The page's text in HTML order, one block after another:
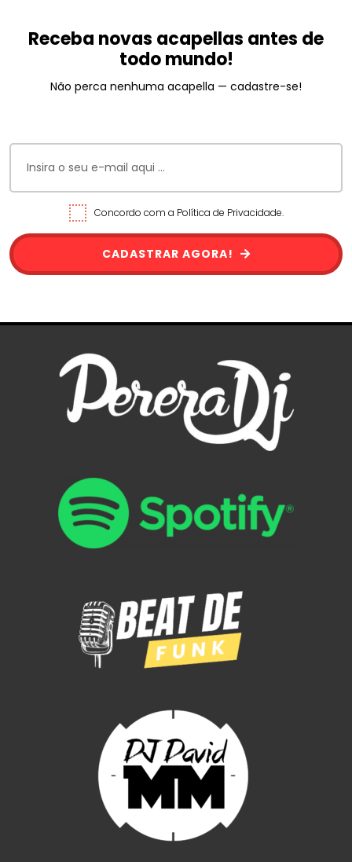
Receba novas acapellas antes de
todo mundo!
Não perca nenhuma acapella — cadastre-se!
Concordo com a Política de Privacidade.
CADASTRAR AGORA!